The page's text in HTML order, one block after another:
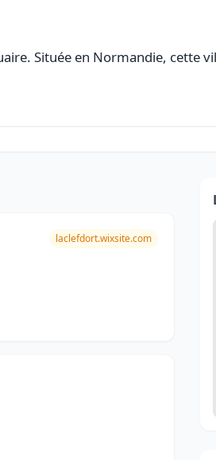
Située en Normandie, cette
laclefdort.wixsite.com